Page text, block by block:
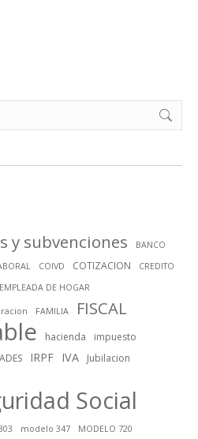
y subvenciones BANCO
COIVD COTIZACION CREDITO
EMPLEADA DE HOGAR
FAMILIA FISCAL
hacienda
impuesto
IRPF IVA Jubilacion
Social
modelo 347
MODELO 720